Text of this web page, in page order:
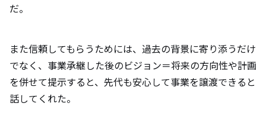
だ。
また信頼してもらうためには、過去の背景に寄り添うだけ
でなく、事業承継した後のビジョン＝将来の方向性や計画
を併せて提示すると、先代も安心して事業を譲渡できると
話してくれた。